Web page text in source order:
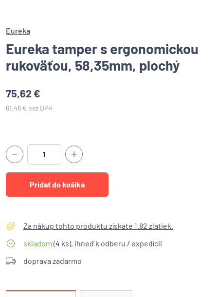
Eureka
Eureka tamper s ergonomickou
rukoväťou, 58,35mm, plochý
75,62 €
61,48 € bez DPH
Za nákup tohto produktu získate 1.82 zlatiek.
skladom (4 ks), ihneď k odberu / expedícii
doprava zadarmo